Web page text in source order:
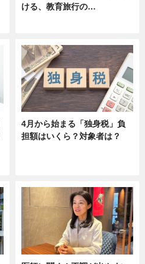
ける、教育旅行の…
4月から始まる「独身税」負
担額はいくら？対象者は？